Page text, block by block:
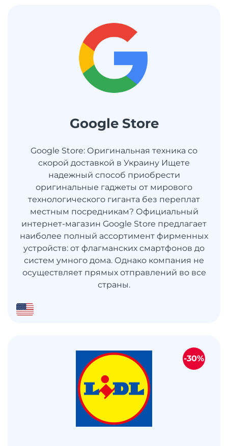
Google Store
Google Store: Оригинальная техника со
скорой доставкой в Украину Ищете
надежный способ приобрести
оригинальные гаджеты от мирового
технологического гиганта без переплат
местным посредникам? Официальный
интернет-магазин Google Store предлагает
наиболее полный ассортимент фирменных
устройств: от флагманских смартфонов до
систем умного дома. Однако компания не
осуществляет прямых отправлений во все
страны.
-30%